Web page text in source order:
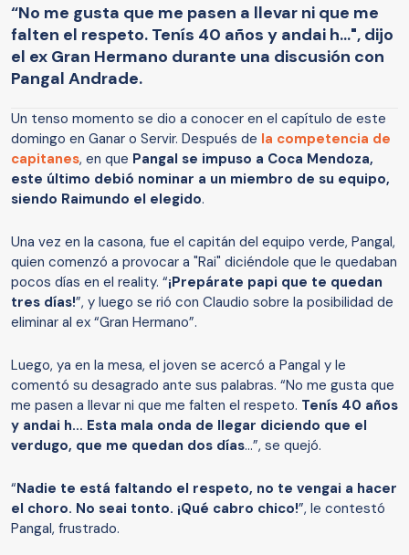
“No me gusta que me pasen a llevar ni que me
falten el respeto. Tenís 40 años y andai h…", dijo
el ex Gran Hermano durante una discusión con
Pangal Andrade.
Un tenso momento se dio a conocer en el capítulo de este
domingo en Ganar o Servir. Después de la competencia de
capitanes, en que Pangal se impuso a Coca Mendoza,
este último debió nominar a un miembro de su equipo,
siendo Raimundo el elegido.
Una vez en la casona, fue el capitán del equipo verde, Pangal,
quien comenzó a provocar a "Rai" diciéndole que le quedaban
pocos días en el reality. “¡Prepárate papi que te quedan
tres días!”, y luego se rió con Claudio sobre la posibilidad de
eliminar al ex “Gran Hermano”.
Luego, ya en la mesa, el joven se acercó a Pangal y le
comentó su desagrado ante sus palabras. “No me gusta que
me pasen a llevar ni que me falten el respeto. Tenís 40 años
y andai h… Esta mala onda de llegar diciendo que el
verdugo, que me quedan dos días…”, se quejó.
“Nadie te está faltando el respeto, no te vengai a hacer
el choro. No seai tonto. ¡Qué cabro chico!”, le contestó
Pangal, frustrado.